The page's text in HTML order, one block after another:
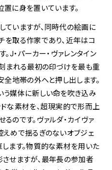
に身を置いています。
ていますが、同時代の絵画に
取る作家であり、近年はコ
J・パーカー・ヴァレンタイン
まれる最初の印づけを最も重
全地帯の外へと押し出します。
う媒体に新しい命を吹き込み
な素材を、超現実的で形而上
のです。ヴァルダ・カイヴァ
めで揺るぎのないオブジェ
ます。物質的な素材を用いた
せますが、最年長の参加者